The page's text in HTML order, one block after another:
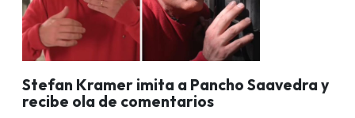
Stefan Kramer imita a Pancho Saavedra y
recibe ola de comentarios